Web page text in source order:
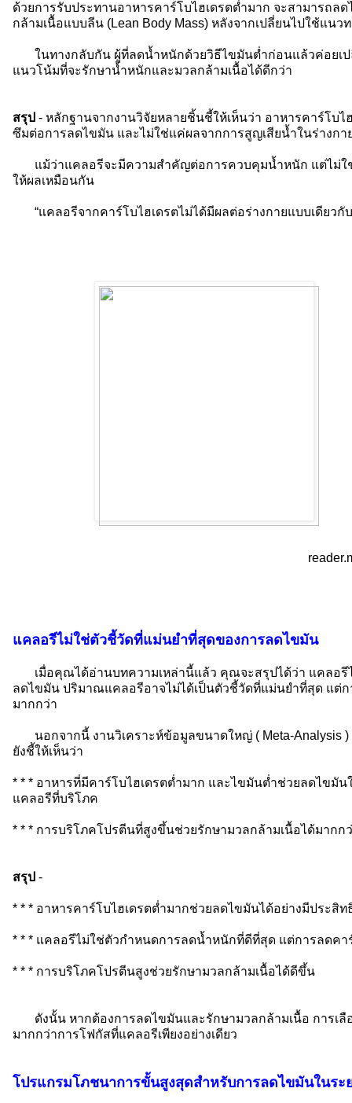
ด้วยการรับประทานอาหารคาร์โบไฮเดรตต่ำมาก จะสามารถล
กล้ามเนื้อแบบลีน (Lean Body Mass) หลังจากเปลี่ยนไปใช้แนว
ในทางกลับกัน ผู้ที่ลดน้ำหนักด้วยวิธีไขมันต่ำก่อนแล้วค่อยเ
แนวโน้มที่จะรักษาน้ำหนักและมวลกล้ามเนื้อได้ดีกว่า
สรุป - หลักฐานจากงานวิจัยหลายชิ้นชี้ให้เห็นว่า อาหารคาร์โบไ
ซึมต่อการลดไขมัน และไม่ใช่แค่ผลจากการสูญเสียน้ำในร่างกา
แม้ว่าแคลอรีจะมีความสำคัญต่อการควบคุมน้ำหนัก แต่ไม่ใ
ให้ผลเหมือนกัน
“แคลอรีจากคาร์โบไฮเดรตไม่ได้มีผลต่อร่างกายแบบเดียว
แคลอรีไม่ใช่ตัวชี้วัดที่แม่นยำที่สุดของการลดไขมัน
เมื่อคุณได้อ่านบทความเหล่านี้แล้ว คุณจะสรุปได้ว่า แคลอรีไ
ลดไขมัน ปริมาณแคลอรีอาจไม่ได้เป็นตัวชี้วัดที่แม่นยำที่สุด แต่
มากกว่า
นอกจากนี้ งานวิเคราะห์ข้อมูลขนาดใหญ่ ( Meta-Analysis
ยังชี้ให้เห็นว่า
* * * อาหารที่มีคาร์โบไฮเดรตต่ำมาก และไขมันต่ำช่วยลดไขมั
แคลอรีที่บริโภค
* * * การบริโภคโปรตีนที่สูงขึ้นช่วยรักษามวลกล้ามเนื้อได้มากก
สรุป -
* * * อาหารคาร์โบไฮเดรตต่ำมากช่วยลดไขมันได้อย่างมีประสิ
* * * แคลอรีไม่ใช่ตัวกำหนดการลดน้ำหนักที่ดีที่สุด แต่การลดคา
* * * การบริโภคโปรตีนสูงช่วยรักษามวลกล้ามเนื้อได้ดีขึ้น
ดังนั้น หากต้องการลดไขมันและรักษามวลกล้ามเนื้อ การเ
มากกว่าการโฟกัสที่แคลอรีเพียงอย่างเดียว
โปรแกรมโภชนาการขั้นสูงสุดสำหรับการลดไขมันในร